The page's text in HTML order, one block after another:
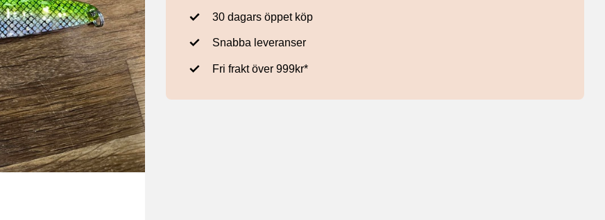
30 dagars öppet köp
Snabba leveranser
Fri frakt över 999kr*